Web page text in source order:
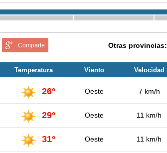
Comparte Otras provincias:
Temperatura Viento Velocidad
26° Oeste 7 km/h
29° Oeste 11 km/h
31° Oeste 11 km/h